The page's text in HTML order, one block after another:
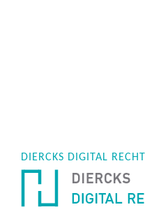
DIERCKS DIGITAL RECHT